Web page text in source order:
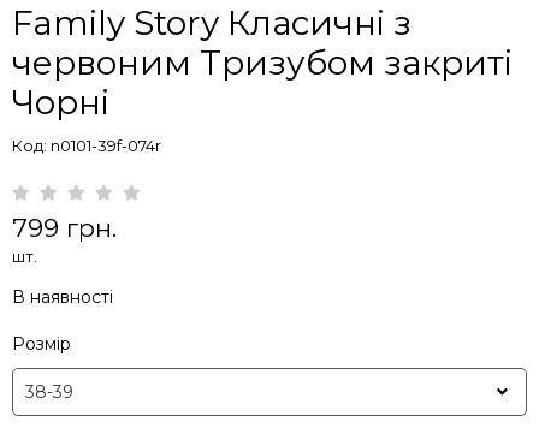
Family Story Класичні з
червоним Тризубом закриті
Чорні
Код: n0101-39f-074r
799 грн.
шт.
В наявності
Розмір